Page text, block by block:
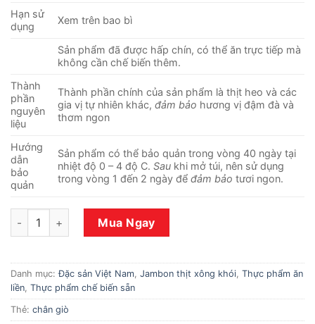
Hạn sử
dụng
Xem trên bao bì
Sản phẩm đã được hấp chín, có thể ăn trực tiếp mà
không cần chế biến thêm.
Thành
phần
nguyên
liệu
Thành phần chính của sản phẩm là thịt heo và các
gia vị tự nhiên khác, đảm bảo hương vị đậm đà và
thơm ngon
Hướng
dẫn
bảo
quản
Sản phẩm có thể bảo quản trong vòng 40 ngày tại
nhiệt độ 0 – 4 độ C.Sau khi mở túi, nên sử dụng
trong vòng 1 đến 2 ngày để đảm bảotươi ngon.
Chân giò muối LC Foods 500g số lượng
Mua Ngay
Danh mục:Đặc sản Việt Nam, Jambon thịt xông khói, Thực phẩm ăn
liền, Thực phẩm chế biến sẵn
Thẻ: chân giò